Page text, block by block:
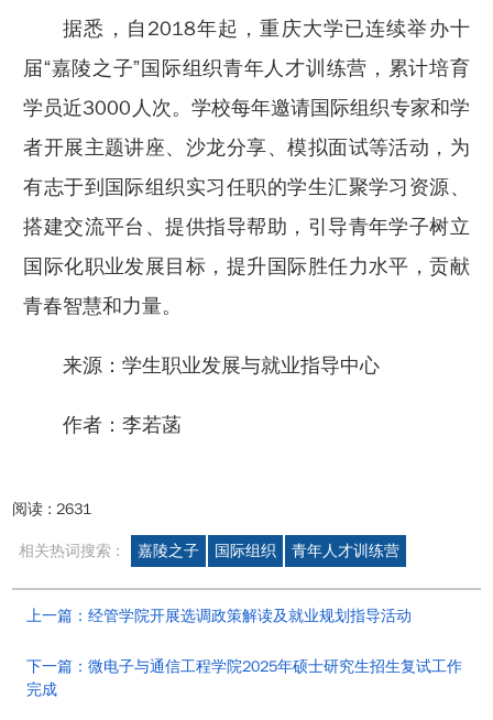
据悉，自2018年起，重庆大学已连续举办十
届“嘉陵之子”国际组织青年人才训练营，累计培育
学员近3000人次。学校每年邀请国际组织专家和学
者开展主题讲座、沙龙分享、模拟面试等活动，为
有志于到国际组织实习任职的学生汇聚学习资源、
搭建交流平台、提供指导帮助，引导青年学子树立
国际化职业发展目标，提升国际胜任力水平，贡献
青春智慧和力量。
来源：学生职业发展与就业指导中心
作者：李若菡
阅读 :2631
相关热词搜索 : 嘉陵之子 国际组织 青年人才训练营
上一篇：经管学院开展选调政策解读及就业规划指导活动
下一篇：微电子与通信工程学院2025年硕士研究生招生复试工作
完成